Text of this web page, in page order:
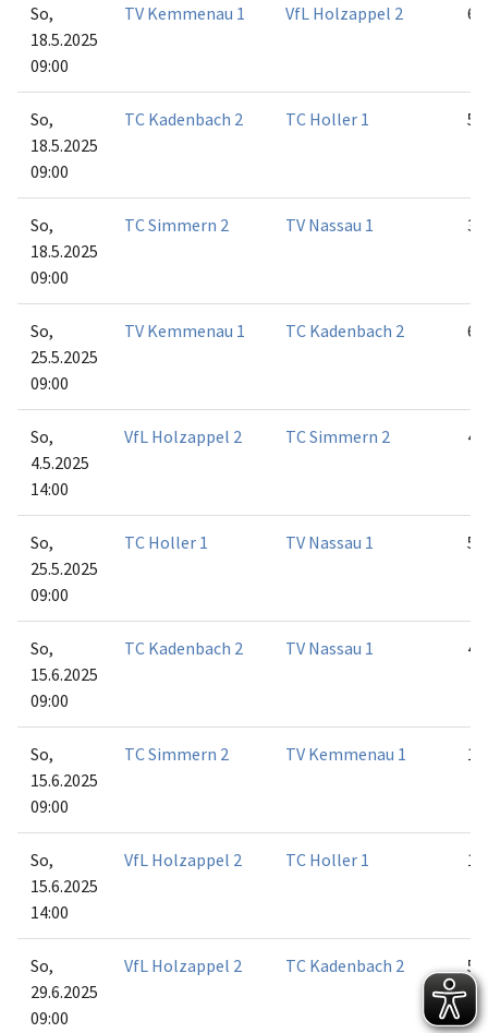
So,
18.5.2025
09:00
TV Kemmenau 1 VfL Holzappel 2 6:0
So,
18.5.2025
09:00
TC Kadenbach 2 TC Holler 1 5:1
So,
18.5.2025
09:00
TC Simmern 2 TV Nassau 1 3:3
So,
25.5.2025
09:00
TV Kemmenau 1 TC Kadenbach 2 6:0
So,
4.5.2025
14:00
VfL Holzappel 2 TC Simmern 2 4:2
So,
25.5.2025
09:00
TC Holler 1 TV Nassau 1 5:1
So,
15.6.2025
09:00
TC Kadenbach 2 TV Nassau 1 4:2
So,
15.6.2025
09:00
TC Simmern 2 TV Kemmenau 1 1:5
So,
15.6.2025
14:00
VfL Holzappel 2 TC Holler 1 1:5
So,
29.6.2025
09:00
VfL Holzappel 2 TC Kadenbach 2 5:1